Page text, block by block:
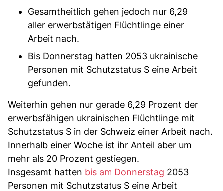
Gesamtheitlich gehen jedoch nur 6,29
aller erwerbstätigen Flüchtlinge einer
Arbeit nach.
Bis Donnerstag hatten 2053 ukrainische
Personen mit Schutzstatus S eine Arbeit
gefunden.
Weiterhin gehen nur gerade 6,29 Prozent der
erwerbsfähigen ukrainischen Flüchtlinge mit
Schutzstatus S in der Schweiz einer Arbeit nach.
Innerhalb einer Woche ist ihr Anteil aber um
mehr als 20 Prozent gestiegen.
Insgesamt hatten bis am Donnerstag 2053
Personen mit Schutzstatus S eine Arbeit